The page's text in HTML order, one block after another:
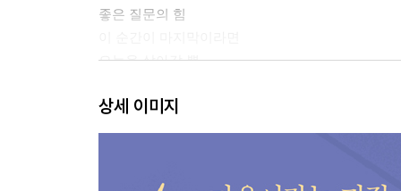
좋은 질문의 힘
오늘을 살아갈 뿐
필요의 방
상세 이미지